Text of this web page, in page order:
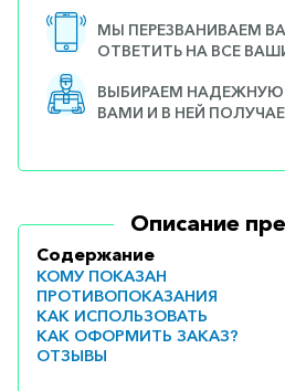
МЫ ПЕРЕЗВАНИВАЕМ
ОТВЕТИТЬ НА ВСЕ
ВЫБИРАЕМ НАДЕЖНУЮ
ВАМИ И В НЕЙ
Описание
Содержание
КОМУ ПОКАЗАН
ПРОТИВОПОКАЗАНИЯ
КАК ИСПОЛЬЗОВАТЬ
КАК ОФОРМИТЬ ЗАКАЗ?
ОТЗЫВЫ